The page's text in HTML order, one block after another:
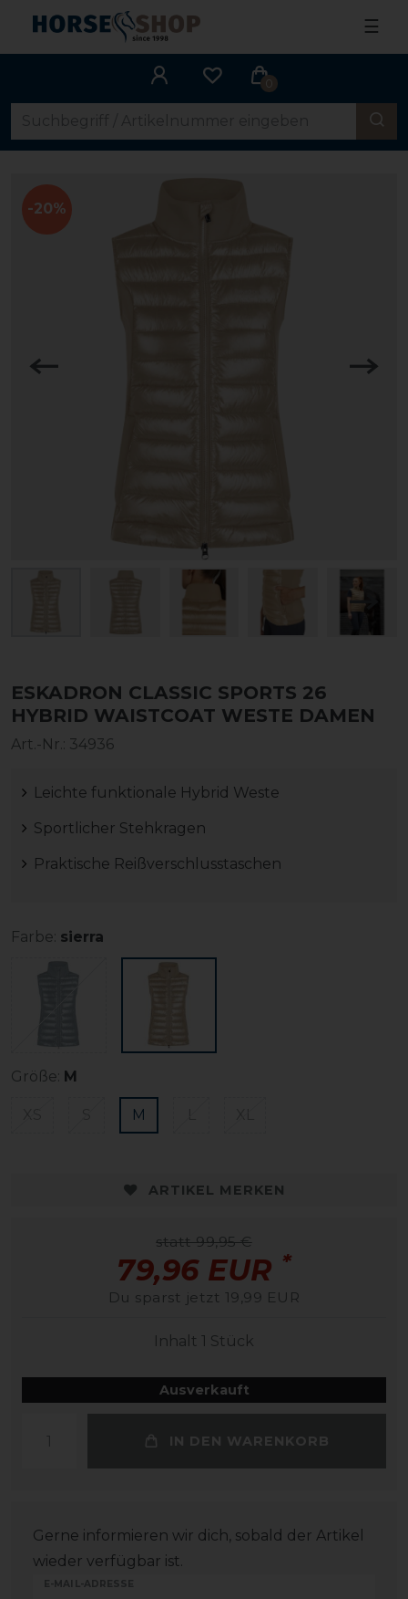
☰
0
-20%
ESKADRON CLASSIC SPORTS 26
HYBRID WAISTCOAT WESTE DAMEN
Art.-Nr.: 34936
Leichte funktionale Hybrid Weste
Sportlicher Stehkragen
Praktische Reißverschlusstaschen
Farbe: sierra
Größe: M
M
ARTIKEL MERKEN
statt 99,95 €
79,96 EUR *
Du sparst jetzt 19,99 EUR
Inhalt 1 Stück
Ausverkauft
IN DEN WARENKORB
Gerne informieren wir dich, sobald der Artikel
wieder verfügbar ist.
E-MAIL-ADRESSE